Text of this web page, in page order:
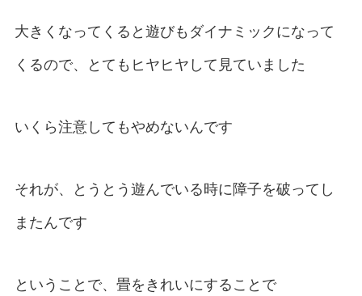
大きくなってくると遊びもダイナミックになって
くるので、とてもヒヤヒヤして見ていました
いくら注意してもやめないんです
それが、とうとう遊んでいる時に障子を破ってし
またんです
ということで、畳をきれいにすることで